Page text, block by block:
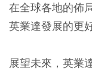
在全球各地的佈
英業達發展的更
展望未來，英業